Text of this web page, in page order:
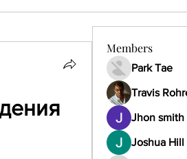
Members
Park Tae
Travis
Jhon smith
Joshua Hill